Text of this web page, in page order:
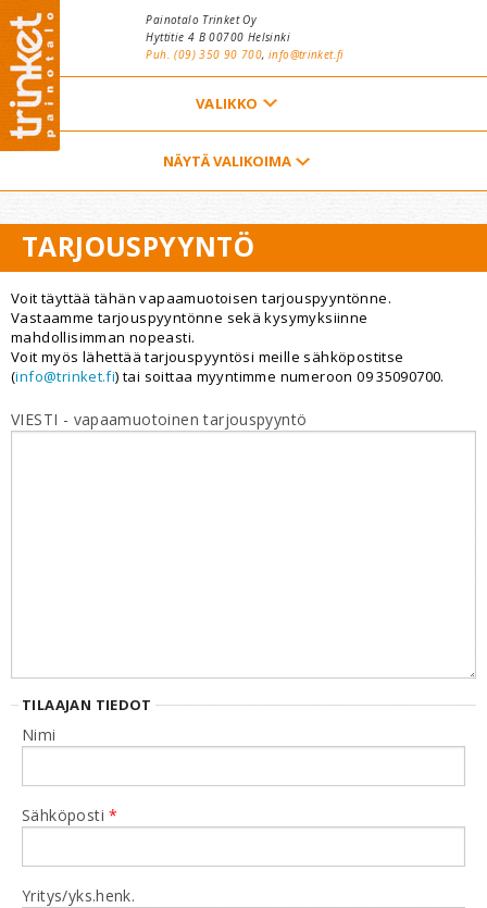
Painotalo Trinket Oy
Hyttitie 4 B 00700 Helsinki
Puh. (09) 350 90 700, info@trinket.fi
YHTEYSTIEDOT
TARJOUSPYYNTÖ
VALIKOIMA
YRITYS
TILAAJAN OPAS
NÄYTÄ VALIKOIMA
TARJOUSPYYNTÖ
Voit täyttää tähän vapaamuotoisen tarjouspyyntönne.
Vastaamme tarjouspyyntönne sekä kysymyksiinne
mahdollisimman nopeasti.
Voit myös lähettää tarjouspyyntösi meille sähköpostitse
(info@trinket.fi) tai soittaa myyntimme numeroon 09 35090700.
VIESTI - vapaamuotoinen tarjouspyyntö
TILAAJAN TIEDOT
Nimi
Sähköposti*
Yritys/yks.henk.